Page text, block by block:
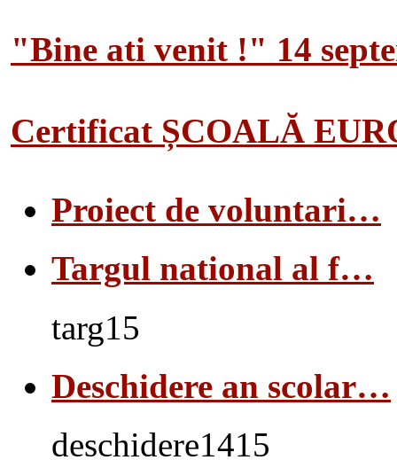
"Bine ati venit !" 14
Certificat ȘCOALĂ
Proiect de voluntari…
Targul national al f…
targ15
Deschidere an scolar…
deschidere1415